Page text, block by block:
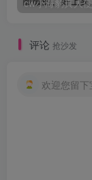
评论 抢沙发
欢迎您留下